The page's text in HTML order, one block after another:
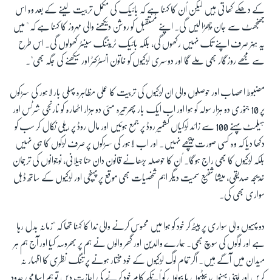
کے دھکے کھاتی ہیں لیکن اُن کا کہنا ہے کہ بائیک کی مکمل تربیت لینے کے بعد وہ اس
جھنجھٹ سے جان چُھڑا لیں گی۔ اپنے مُستقبل کو روشن دیکھنے والی مہروز کا کہنا ہے کہ " میں
یہ ہُنر صرف اپنے تک نہیں رکھوں گی، بلکہ بائیک ٹریننگ سینٹر کھولوں گی۔ اس طرح
سے مجھے روزگار بھی ملے گا اور دوسری لڑکیوں کو خاتون انسٹرکٹر اور سیکھنے کی جگہ بھی"۔
مضبوط اعصاب اور حوصلوں والی ان لڑکیوں کی تربیت کا عملی مظاہرہ پہلی بار لاہور کی سڑکوں
پر 10 جنوری دو ہزار سولہ کو ہوا اور اب ایک بار پھر تیرہ مئی دو ہزار اٹھارہ کو نارنجی شرٹس اور
ہیلمٹ پہنے 100 سے زائد لڑکیاں کشمیر روڈ پر جمع ہوئیں اور مال روڈ پر ریلی نکال کر سب کو
دکھا دیا کہ وہ کسی صورت پیچھے نہیں۔ اور اب لاہور کی سڑکوں پر صرف لڑکوں کا ہی نہیں
بلکہ لڑکیوں کا بھی راج ہوگا۔ اُن کا حوصلہ بڑھانے قانون دان حنا جیلانی، نوجوانوں کی ترجمان
خدیجہ صدیقی، میشا شفیع سمیت دیگر اہم شخصیات بھی موقع پر پُہنچی اور لڑکیوں کے ساتھ ڈبل
سواری بھی کی۔
دو پہیوں والی سواری پر بیٹھ کر خود کو ہوا میں محسوس کرنے والی ندا کا کہنا تھا کہ "زمانہ بدل رہا
ہے اور لوگوں کی سوچ بھی۔ ہمارے والدین اور گھر والوں نے ہم پر بھروسہ کیا اور آج ہم ہر
میدان میں آگے ہیں۔ اگر تمام لوگ لڑکیوں کے خود مختار ہونے پر تنگ نظری کا اظہار نہ
کریں اور اپنی بہنوں، بیٹیوں یا بیویوں کو اُنکے کام خود کرنے کی اجازت دیں تو ہم اسلامی حدود